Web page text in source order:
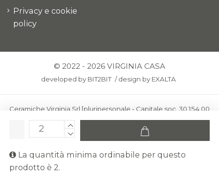
La quantità minima ordinabile per questo
prodotto è 2.
Privacy e cookie
policy
© 2022 - 2026 VIRGINIA CASA
developed by BIT2BIT /design by EXALTA
Ceramiche Virginia Srl [pluripersonale - Capitale soc. 30.154,00
euro i.v.] - Via Virginio 378 – 50025 Montespertoli, loc. Anselmo
ceramichevirginia@pec.it